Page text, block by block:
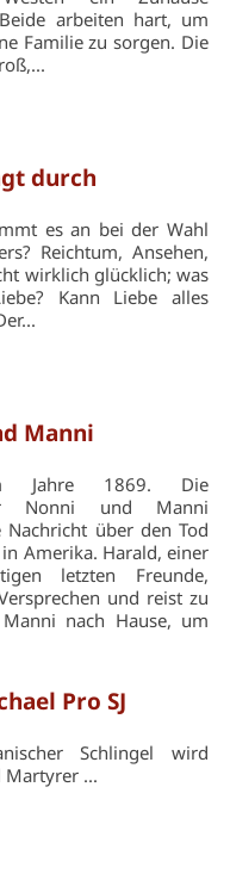
arbeiten hart, um
Familie zu sorgen. Die
durch
es an bei der Wahl
Reichtum, Ansehen,
wirklich glücklich; was
Kann Liebe alles
Manni
Jahre 1869. Die
Nonni und Manni
Nachricht über den Tod
Amerika. Harald, einer
letzten Freunde,
und reist zu
nach Hause, um
Pro SJ
Schlingel wird
Martyrer ...